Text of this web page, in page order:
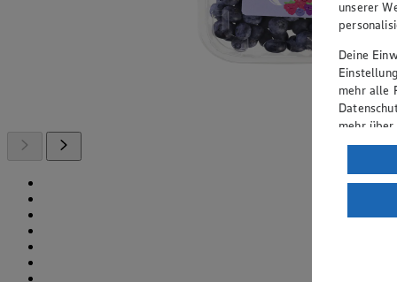
unserer
Deine
mehr alle
mehr
Wenn
einem